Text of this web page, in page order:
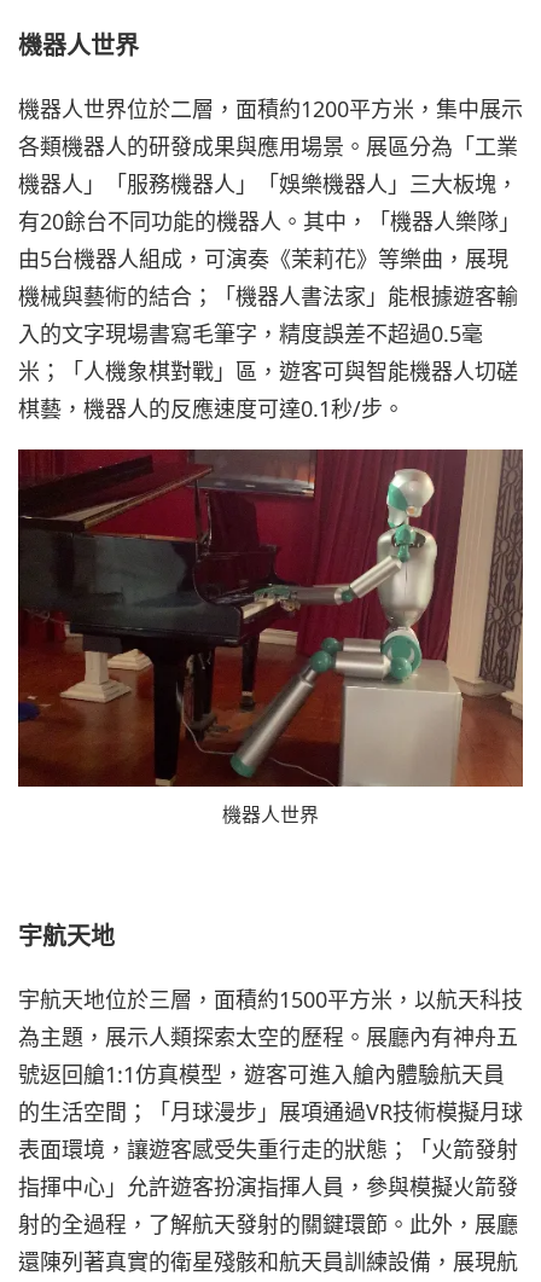
機器人世界
機器人世界位於二層，面積約1200平方米，集中展示
各類機器人的研發成果與應用場景。展區分為「工業
機器人」「服務機器人」「娛樂機器人」三大板塊，
有20餘台不同功能的機器人。其中，「機器人樂隊」
由5台機器人組成，可演奏《茉莉花》等樂曲，展現
機械與藝術的結合；「機器人書法家」能根據遊客輸
入的文字現場書寫毛筆字，精度誤差不超過0.5毫
米；「人機象棋對戰」區，遊客可與智能機器人切磋
棋藝，機器人的反應速度可達0.1秒/步。
機器人世界
宇航天地
宇航天地位於三層，面積約1500平方米，以航天科技
為主題，展示人類探索太空的歷程。展廳內有神舟五
號返回艙1:1仿真模型，遊客可進入艙內體驗航天員
的生活空間；「月球漫步」展項通過VR技術模擬月球
表面環境，讓遊客感受失重行走的狀態；「火箭發射
指揮中心」允許遊客扮演指揮人員，參與模擬火箭發
射的全過程，了解航天發射的關鍵環節。此外，展廳
還陳列著真實的衛星殘骸和航天員訓練設備，展現航